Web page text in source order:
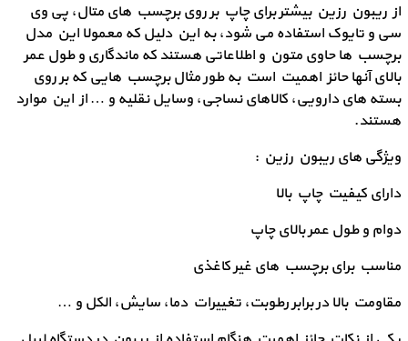
از ریبون رزین بیشتر برای چاپ بر روی برچسب های متال، پی وی
سی و تایوک استفاده می شود، به این دلیل که معمولا این مدل
برچسب ها حاوی متون و اطلاعاتی هستند که ماندگاری و طول عمر
بالای آنها حائز اهمیت است به طور مثال برچسب هایی که بر روی
بسته های دارویی، کالاهای نساجی، وسایل نقلیه و … از این موارد
هستند.
ویژگی های ریبون رزین :
دارای کیفیت چاپ بالا
دوام و طول عمر بالای چاپ
مناسب برای برچسب های غیر کاغذی
مقاومت بالا در برابر رطوبت، تغییرات دما، سایش، الکل و …